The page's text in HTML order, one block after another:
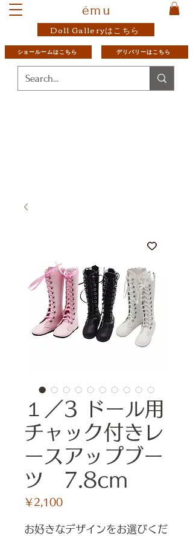
ému
Doll Galleryはこちら
ショールームはこちら デリバリーはこちら
１／3 ドール用
チャック付きレ
ースアップブー
ツ 7.8cm
￥2,100価
お好きなデザインをお選びくだ